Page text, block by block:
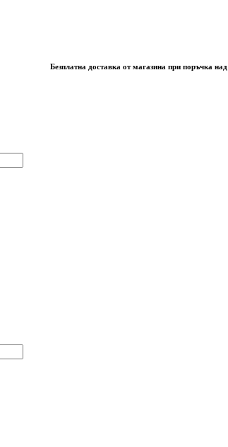
Безплатна доставка от магазина при поръчка над